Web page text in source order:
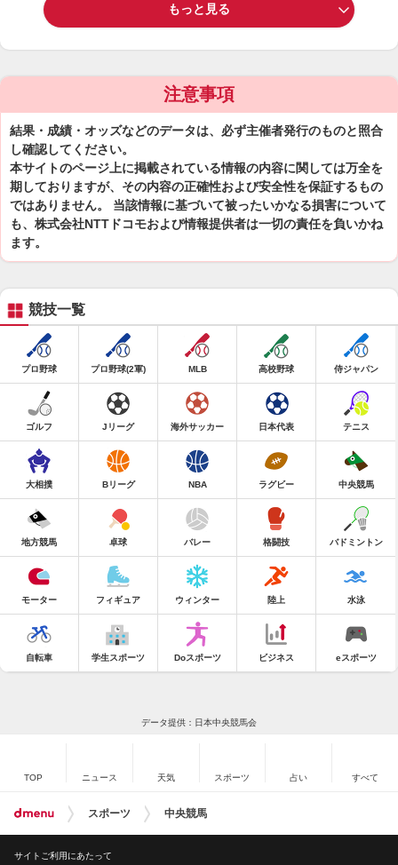
もっと見る
注意事項
結果・成績・オッズなどのデータは、必ず主催者発行のものと照合
し確認してください。
本サイトのページ上に掲載されている情報の内容に関しては万全を
期しておりますが、その内容の正確性および安全性を保証するもの
ではありません。 当該情報に基づいて被ったいかなる損害について
も、株式会社NTTドコモおよび情報提供者は一切の責任を負いかね
ます。
競技一覧
プロ野球 プロ野球(2軍) MLB 高校野球 侍ジャパン
ゴルフ Jリーグ 海外サッカー 日本代表 テニス
大相撲 Bリーグ NBA ラグビー 中央競馬
地方競馬 卓球 バレー 格闘技 バドミントン
モーター フィギュア ウィンター 陸上 水泳
自転車 学生スポーツ Doスポーツ ビジネス eスポーツ
データ提供：日本中央競馬会
TOP ニュース 天気 スポーツ 占い すべて
スポーツ 中央競馬
サイトご利用にあたって